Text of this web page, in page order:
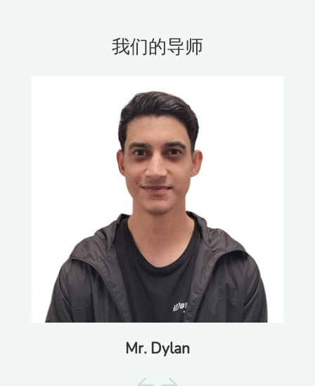
我们的导师
Mr. Dylan